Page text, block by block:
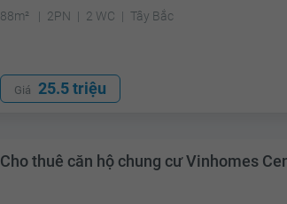
88m²
2PN 2 WC Tây Bắc
Giá 25.5 triệu
Cho thuê căn hộ chung cư Vinhomes